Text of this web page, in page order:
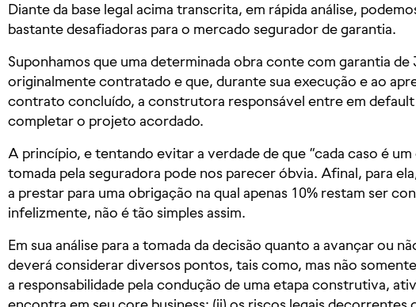
Diante da base legal acima transcrita, em rápida análise,
bastante desafiadoras para o mercado segurador de garantia.
Suponhamos que uma determinada obra conte com garantia de
originalmente contratado e que, durante sua execução e ao
contrato concluído, a construtora responsável entre em default
completar o projeto acordado.
A princípio, e tentando evitar a verdade de que “cada caso é um
tomada pela seguradora pode nos parecer óbvia. Afinal, para
a prestar para uma obrigação na qual apenas 10% restam ser
infelizmente, não é tão simples assim.
Em sua análise para a tomada da decisão quanto a avançar ou
deverá considerar diversos pontos, tais como, mas não
a responsabilidade pela condução de uma etapa construtiva,